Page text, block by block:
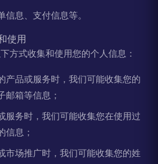
信息、支付信息等。
使用
方式收集和使用您的个人信息：
产品或服务时，我们可能收集您的
邮箱等信息；
服务时，我们可能收集您在使用过
信息；
市场推广时，我们可能收集您的姓